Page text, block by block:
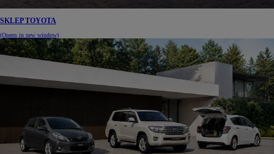
SKLEP TOYOTA
(Opens in new window)